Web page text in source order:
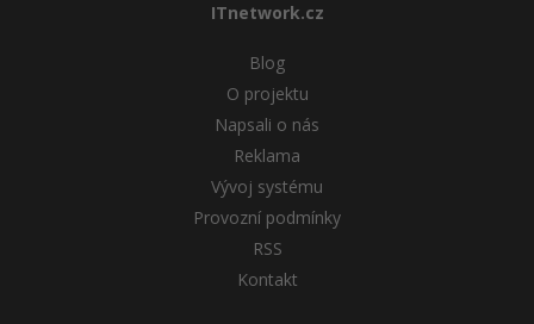
ITnetwork.cz
Blog
O projektu
Napsali o nás
Reklama
Vývoj systému
Provozní podmínky
RSS
Kontakt